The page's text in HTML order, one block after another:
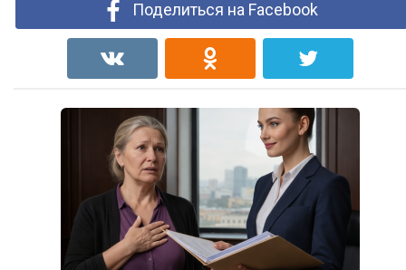
Поделиться на Facebook